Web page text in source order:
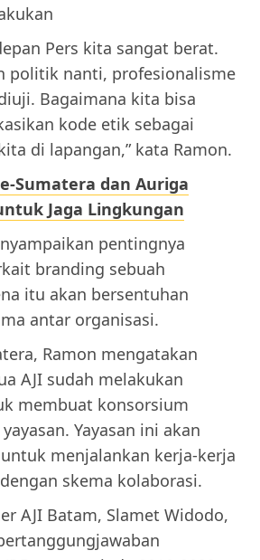
Pers kita sangat berat.
politik nanti, profesionalisme
Bagaimana kita bisa
kode etik sebagai
di lapangan,” kata Ramon.
Sumatera dan Auriga
Jaga Lingkungan
pentingnya
branding sebuah
itu akan bersentuhan
antar organisasi.
Ramon mengatakan
AJI sudah melakukan
membuat konsorsium
Yayasan ini akan
menjalankan kerja-kerja
skema kolaborasi.
AJI Batam, Slamet Widodo,